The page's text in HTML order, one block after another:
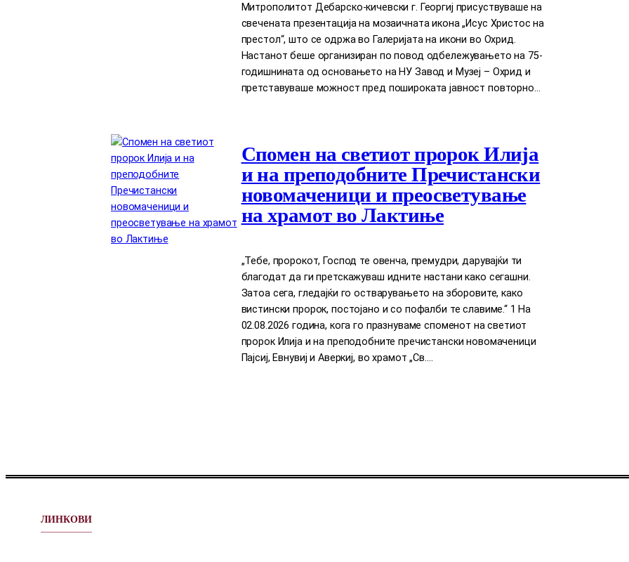
Митрополитот Дебарско-кичевски г. Георгиј присуствуваше на
свечената презентација на мозаичната икона „Исус Христос на
престол“, што се одржа во Галеријата на икони во Охрид.
Настанот беше организиран по повод одбележувањето на 75-
годишнината од основањето на НУ Завод и Музеј – Охрид и
претставуваше можност пред пошироката јавност повторно…
Спомен на светиот пророк Илија
и на преподобните Пречистански
новомаченици и преосветување
на храмот во Лактиње
„Тебе, пророкот, Господ те овенча, премудри, дарувајќи ти
благодат да ги претскажуваш идните настани како сегашни.
Затоа сега, гледајќи го остварувањето на зборовите, како
вистински пророк, постојано и со пофалби те славиме.“ 1 На
02.08.2026 година, кога го празнуваме споменот на светиот
пророк Илија и на преподобните пречистански новомаченици
Пајсиј, Евнувиј и Аверкиј, во храмот „Св.…
ЛИНКОВИ